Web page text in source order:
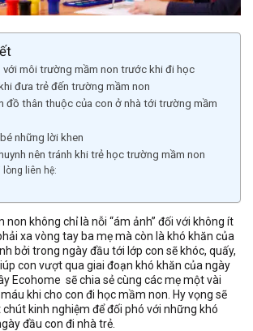
với môi trường mầm non trước khi đi học
đưa trẻ đến trường mầm non
đồ thân thuộc của con ở nhà tới trường mầm
những lời khen
nên tránh khi trẻ học trường mầm non
liên hệ:
non không chỉ là nỗi “ám ảnh” đối với không ít
xa vòng tay ba mẹ mà còn là khó khăn của
bởi trong ngày đầu tới lớp con sẽ khóc, quấy,
con vượt qua giai đoạn khó khăn của ngày
Ecohome sẽ chia sẻ cùng các mẹ một vài
khi cho con đi học mầm non. Hy vọng sẽ
kinh nghiệm để đối phó với những khó
đầu con đi nhà trẻ.